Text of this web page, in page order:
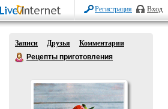
Регистрация Вход
Записи Друзья
Комментарии
Рецепты приготовления